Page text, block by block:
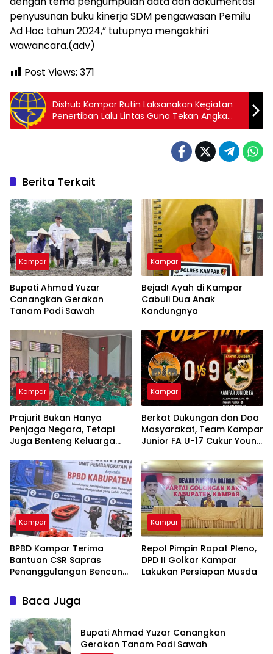
penyusunan buku kinerja SDM pengawasan Pemilu
Ad Hoc tahun 2024,” tutupnya mengakhiri
wawancara.(adv)
Post Views: 371
Dishub Kampar Rutin Laksanakan Kegiatan
Penertiban Lalu Lintas Guna Tekan Angka
Kecelakaan
Berita Terkait
Kampar
Bupati Ahmad Yuzar
Canangkan Gerakan
Tanam Padi Sawah
Kampar
Bejad! Ayah di Kampar
Cabuli Dua Anak
Kandungnya
Kampar
Prajurit Bukan Hanya
Penjaga Negara, Tetapi
Juga Benteng Keluarga
Kampar
Berkat Dukungan dan Doa
Masyarakat, Team Kampar
Junior FA U-17 Cukur Young
Soeratin
Kampar
BPBD Kampar Terima
Bantuan CSR Sapras
Penanggulangan Bencana
Nusantara Power
Kampar
Repol Pimpin Rapat Pleno,
DPD II Golkar Kampar
Lakukan Persiapan Musda
Baca Juga
Bupati Ahmad Yuzar Canangkan
Gerakan Tanam Padi Sawah